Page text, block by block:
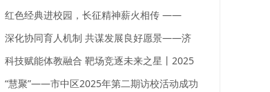
联体建设工作推进会召开
红色经典进校园，长征精神薪火相传 ——
《长征组歌》走进济南市历城第二中学
深化协同育人机制 共谋发展良好愿景——济
南高新区实验中学精心组织“家长进校园”活动
科技赋能体教融合 靶场竞逐未来之星丨2025
年济南市历下区中小学生激光射击比赛 暨济
“慧聚”——市中区2025年第二期访校活动成功